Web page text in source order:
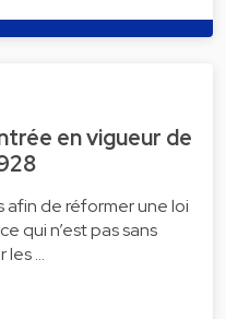
en vigueur de
afin de réformer une loi
qui n’est pas sans
les …